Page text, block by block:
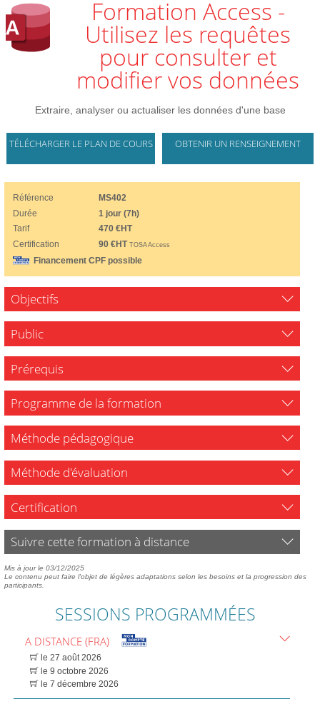
Formation Access -
Utilisez les requêtes
pour consulter et
modifier vos données
Extraire, analyser ou actualiser les données d'une base
TÉLÉCHARGER LE PLAN DE COURS OBTENIR UN RENSEIGNEMENT
Référence
MS402
Durée
1 jour (7h)
Tarif
470 €HT
Certification
90 €HTTOSA Access
Financement CPF possible
Objectifs
Public
Prérequis
Programme de la formation
Méthode pédagogique
Méthode d'évaluation
Certification
Suivre cette formation à distance
Mis à jour le 03/12/2025
Le contenu peut faire l'objet de légères adaptations selon les besoins et la progression des
participants.
SESSIONS PROGRAMMÉES
A DISTANCE (FRA)
le 27 août 2026
le 9 octobre 2026
le 7 décembre 2026